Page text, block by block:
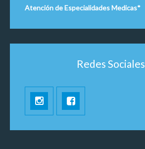
Atención de Especialidades Medicas*
Redes Sociales